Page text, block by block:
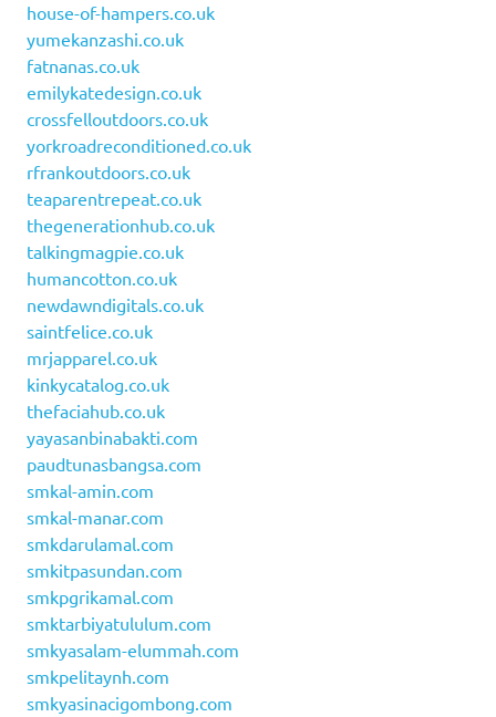
house-of-hampers.co.uk
yumekanzashi.co.uk
fatnanas.co.uk
emilykatedesign.co.uk
crossfelloutdoors.co.uk
yorkroadreconditioned.co.uk
rfrankoutdoors.co.uk
teaparentrepeat.co.uk
thegenerationhub.co.uk
talkingmagpie.co.uk
humancotton.co.uk
newdawndigitals.co.uk
saintfelice.co.uk
mrjapparel.co.uk
kinkycatalog.co.uk
thefaciahub.co.uk
yayasanbinabakti.com
paudtunasbangsa.com
smkal-amin.com
smkal-manar.com
smkdarulamal.com
smkitpasundan.com
smkpgrikamal.com
smktarbiyatululum.com
smkyasalam-elummah.com
smkpelitaynh.com
smkyasinacigombong.com